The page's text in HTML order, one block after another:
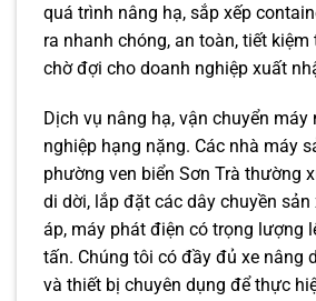
quá trình nâng hạ, sắp xếp
ra nhanh chóng, an toàn, tiết
chờ đợi cho doanh nghiệp xuất
Dịch vụ nâng hạ, vận chuyển
nghiệp hạng nặng. Các nhà máy
phường ven biển Sơn Trà thường
di dời, lắp đặt các dây chuyền sản
áp, máy phát điện có trọng lượng
tấn. Chúng tôi có đầy đủ xe nâng
và thiết bị chuyên dụng để thực